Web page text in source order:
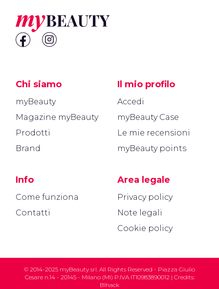
Chi siamo
myBeauty
Magazine myBeauty
Prodotti
Brand
Info
Come funziona
Contatti
Il mio profilo
Accedi
myBeauty Case
Le mie recensioni
myBeauty points
Area legale
Privacy policy
Note legali
Cookie policy
© 2014-2025 myBeauty srl. All Rights Reserved - Piazza Giulio
Cesare n.14 - 20145 - Milano (MI) P.IVA IT10983890012 | Credits:
Blhack